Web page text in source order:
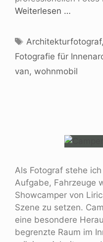
Weiterlesen …
Architekturfotograf,
Fotografie für
van, wohnmobil
Als Fotograf stehe
Aufgabe, Fahrzeuge
Showcamper von
Szene zu setzen.
eine besondere
begrenzte Raum im